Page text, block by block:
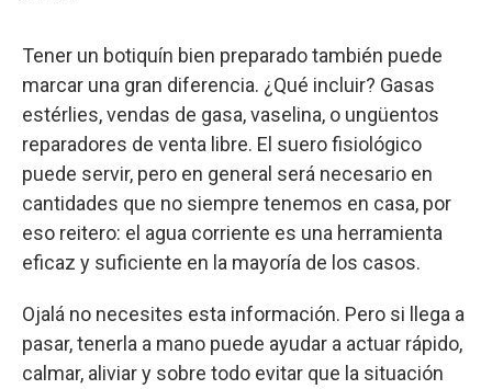
Tener un botiquín bien preparado también puede
marcar una gran diferencia. ¿Qué incluir? Gasas
estérlies, vendas de gasa, vaselina, o ungüentos
reparadores de venta libre. El suero fisiológico
puede servir, pero en general será necesario en
cantidades que no siempre tenemos en casa, por
eso reitero: el agua corriente es una herramienta
eficaz y suficiente en la mayoría de los casos.
Ojalá no necesites esta información. Pero si llega a
pasar, tenerla a mano puede ayudar a actuar rápido,
calmar, aliviar y sobre todo evitar que la situación